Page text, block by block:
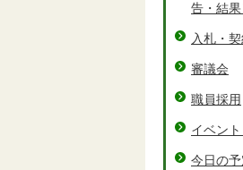
告・結果
入札・
審議会
職員採用
イベン
今日の予